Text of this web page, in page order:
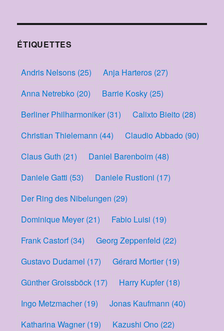
ÉTIQUETTES
Andris Nelsons (25) Anja Harteros (27)
Anna Netrebko (20) Barrie Kosky (25)
Berliner Philharmoniker(31) Calixto Bieito (28)
Christian Thielemann (44) Claudio Abbado (90)
Claus Guth (21) Daniel Barenboim (48)
Daniele Gatti (53) Daniele Rustioni (17)
Der Ring des Nibelungen (29)
Dominique Meyer(21) Fabio Luisi (19)
Frank Castorf(34) Georg Zeppenfeld (22)
Gustavo Dudamel (17) Gérard Mortier(19)
Günther Groissböck (17) Harry Kupfer(18)
Ingo Metzmacher(19) Jonas Kaufmann (40)
Katharina Wagner(19) Kazushi Ono (22)